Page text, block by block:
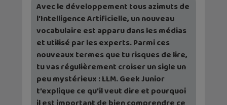
Avec le développement tous azimuts de
l’Intelligence Artificielle, un nouveau
vocabulaire est apparu dans les médias
et utilisé par les experts. Parmi ces
nouveaux termes que tu risques de lire,
tu vas régulièrement croiser un sigle un
peu mystérieux : LLM. Geek Junior
t’explique ce qu’il veut dire et pourquoi